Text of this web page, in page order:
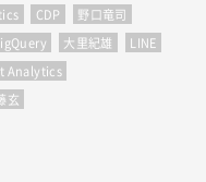
CDP 野口竜司
大里紀雄 LINE
Analytics
玄